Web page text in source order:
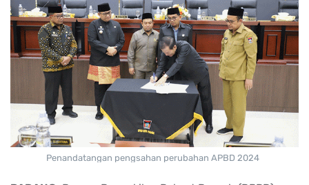
Penandatangan pengsahan perubahan APBD 2024